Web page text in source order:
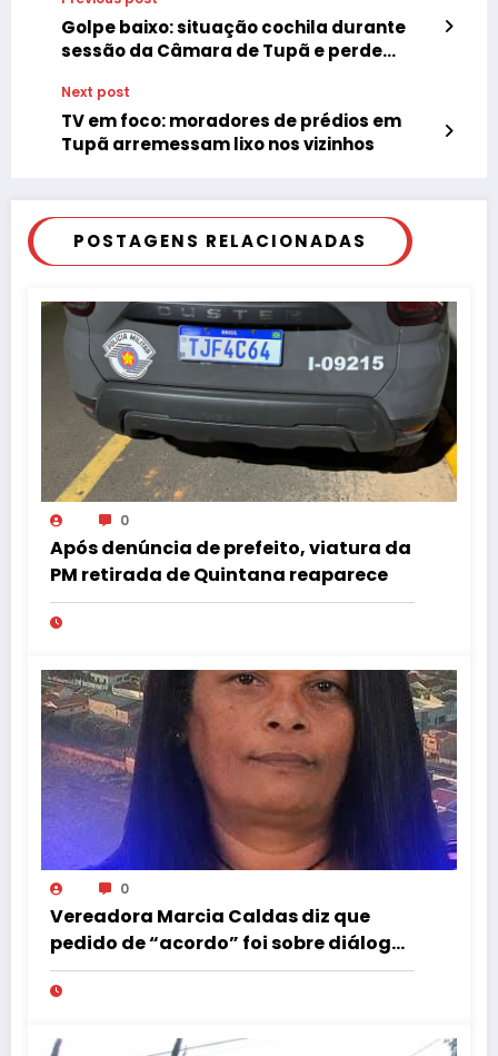
Golpe baixo: situação cochila durante
sessão da Câmara de Tupã e perde
Next post
TV em foco: moradores de prédios em
Tupã arremessam lixo nos vizinhos
POSTAGENS RELACIONADAS
0
Após denúncia de prefeito, viatura da
PM retirada de Quintana reaparece
0
Vereadora Marcia Caldas diz que
pedido de “acordo” foi sobre diálogo
institucional